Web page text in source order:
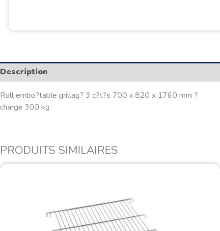
Description
Roll embo?table grillag? 3 c?t?s 700 x 820 x 1760 mm ?
charge 300 kg
PRODUITS SIMILAIRES